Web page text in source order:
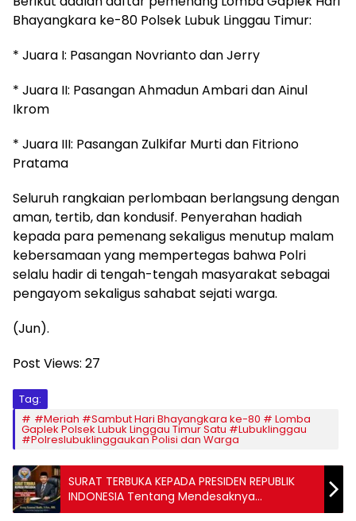
Bhayangkara ke-80 Polsek Lubuk Linggau Timur:
* Juara I: Pasangan Novrianto dan Jerry
* Juara II: Pasangan Ahmadun Ambari dan Ainul
Ikrom
* Juara III: Pasangan Zulkifar Murti dan Fitriono
Pratama
Seluruh rangkaian perlombaan berlangsung dengan
aman, tertib, dan kondusif. Penyerahan hadiah
kepada para pemenang sekaligus menutup malam
kebersamaan yang mempertegas bahwa Polri
selalu hadir di tengah-tengah masyarakat sebagai
pengayom sekaligus sahabat sejati warga.
(Jun).
Post Views: 27
Tag:
#Meriah #Sambut Hari Bhayangkara ke-80 # Lomba
Gaplek Polsek Lubuk Linggau Timur Satu #Lubuklinggau
#Polreslubuklinggaukan Polisi dan Warga
SURAT TERBUKA KEPADA PRESIDEN REPUBLIK
INDONESIA Tentang Mendesaknya
Moratorium Total Program Makan Bergizi